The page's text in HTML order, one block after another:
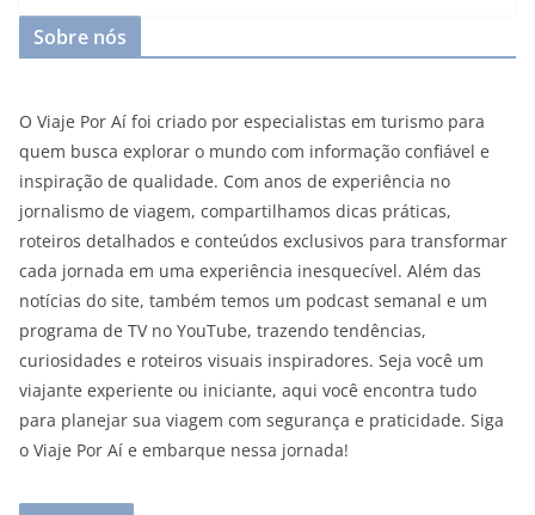
Sobre nós
O Viaje Por Aí foi criado por especialistas em turismo para
quem busca explorar o mundo com informação confiável e
inspiração de qualidade. Com anos de experiência no
jornalismo de viagem, compartilhamos dicas práticas,
roteiros detalhados e conteúdos exclusivos para transformar
cada jornada em uma experiência inesquecível. Além das
notícias do site, também temos um podcast semanal e um
programa de TV no YouTube, trazendo tendências,
curiosidades e roteiros visuais inspiradores. Seja você um
viajante experiente ou iniciante, aqui você encontra tudo
para planejar sua viagem com segurança e praticidade. Siga
o Viaje Por Aí e embarque nessa jornada!